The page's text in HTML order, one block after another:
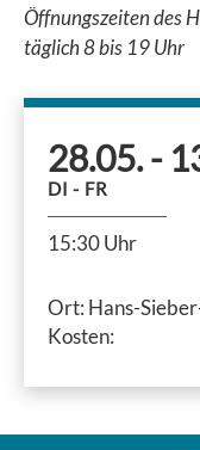
Öffnungszeiten des
täglich 8 bis 19 Uhr
28.05.-
DI- FR
15:30 Uhr
Ort: Hans-
Kosten: